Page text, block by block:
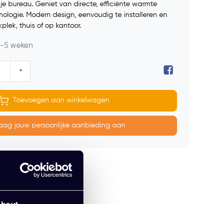
bureau. Geniet van directe, efficiënte warmte
Modern design, eenvoudig te installeren en
thuis of op kantoor.
5 weken
+
Toevoegen aan winkelwagen
jouw persoonlijke aanbieding aan